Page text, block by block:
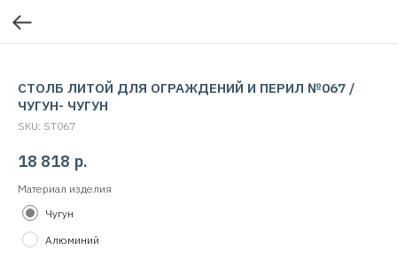
СТОЛБ ЛИТОЙ ДЛЯ ОГРАЖДЕНИЙ И ПЕРИЛ №067 /
ЧУГУН- ЧУГУН
SKU: ST067
18 818 р.
Материал изделия
Чугун
Алюминий